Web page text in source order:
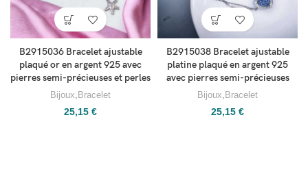
B2915036 Bracelet ajustable
plaqué or en argent 925 avec
pierres semi-précieuses et perles
Bijoux, Bracelet
25,15 €
B2915038 Bracelet ajustable
platine plaqué en argent 925
avec pierres semi-précieuses
Bijoux, Bracelet
25,15 €